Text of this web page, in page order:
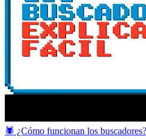
🕷️ ¿Cómo funcionan los